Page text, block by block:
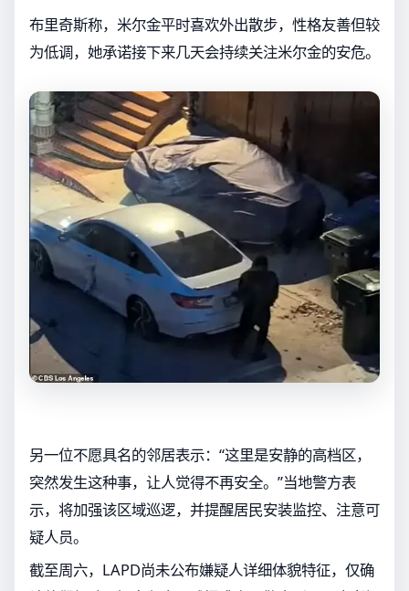
布里奇斯称，米尔金平时喜欢外出散步，性格友善但较
为低调，她承诺接下来几天会持续关注米尔金的安危。
另一位不愿具名的邻居表示：“这里是安静的高档区，
突然发生这种事，让人觉得不再安全。”当地警方表
示，将加强该区域巡逻，并提醒居民安装监控、注意可
疑人员。
截至周六，LAPD尚未公布嫌疑人详细体貌特征，仅确